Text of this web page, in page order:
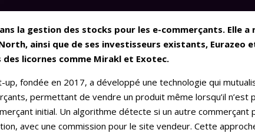
la gestion des stocks pour les e-commerçants. Elle a
ainsi que de ses investisseurs existants, Eurazeo
licornes comme Mirakl et Exotec.
up, fondée en 2017, a développé une technologie qui
permettant de vendre un produit même lorsqu’il n’est
initial. Un algorithme détecte si un autre commerçant
avec une commission pour le site vendeur. Cette